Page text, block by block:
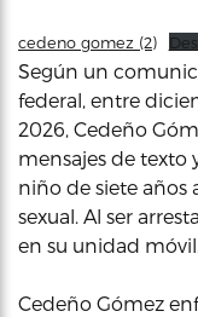
cedeno gomez (2)
Según un
federal, entre
2026, Cedeño
mensajes de texto
niño de siete
sexual. Al ser
en su unidad móvil.
Cedeño Gómez